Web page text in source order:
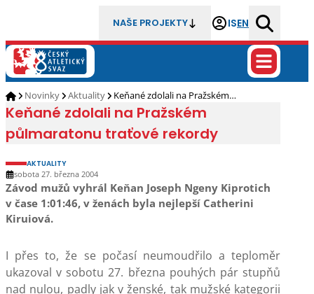
NAŠE PROJEKTY ISEN
Novinky Aktuality Keňané zdolali na Pražském…
Keňané zdolali na Pražském
půlmaratonu traťové rekordy
AKTUALITY
sobota 27. března 2004
Závod mužů vyhrál Keňan Joseph Ngeny Kiprotich
v čase 1:01:46, v ženách byla nejlepší Catherini
Kiruiová.
I přes to, že se počasí neumoudřilo a teploměr
ukazoval v sobotu 27. března pouhých pár stupňů
nad nulou, padly jak v ženské, tak mužské kategorii